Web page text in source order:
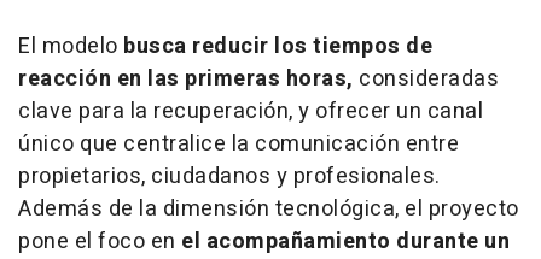
El modelo busca reducir los tiempos de
reacción en las primeras horas, consideradas
clave para la recuperación, y ofrecer un canal
único que centralice la comunicación entre
propietarios, ciudadanos y profesionales.
Además de la dimensión tecnológica, el proyecto
pone el foco en el acompañamiento durante un